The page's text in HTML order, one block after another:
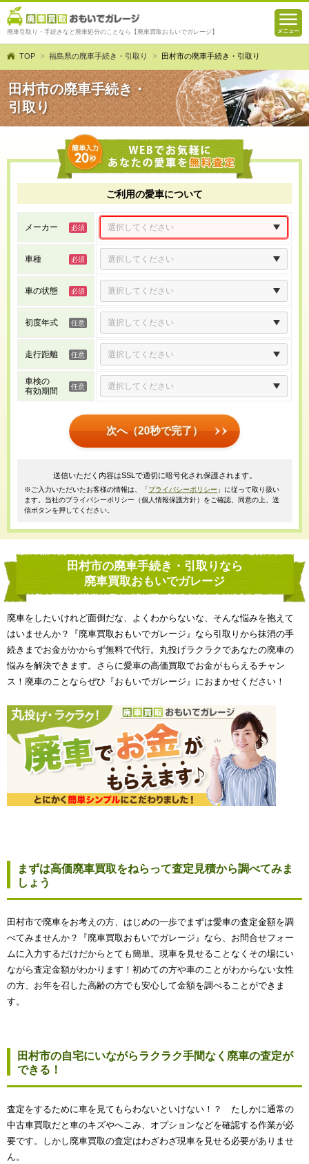
廃車引取り・手続きなど廃車処分のことなら【廃車買取おもいでガレージ】
TOP 福島県の廃車手続き・引取り 田村市の廃車手続き・引取り
田村市の廃車手続き・
引取り
ご利用の愛車について
メーカー
車種
車の状態
初度年式
走行距離
車検の
有効期間
次へ（20秒で完了）
送信いただく内容はSSLで適切に暗号化され保護されます。
※ご入力いただいたお客様の情報は、「プライバシーポリシー 」に従って取り扱い
ます。当社のプライバシーポリシー（個人情報保護方針）をご確認、同意の上、送
信ボタンを押してください。
田村市の廃車手続き・引取りなら
廃車買取おもいでガレージ
廃車をしたいけれど面倒だな、よくわからないな、そんな悩みを抱えて
はいませんか？『廃車買取おもいでガレージ』なら引取りから抹消の手
続きまでお金がかからず無料で代行。丸投げラクラクであなたの廃車の
悩みを解決できます。さらに愛車の高価買取でお金がもらえるチャン
ス！廃車のことならぜひ『おもいでガレージ』におまかせください！
まずは高価廃車買取をねらって査定見積から調べてみま
しょう
田村市で廃車をお考えの方、はじめの一歩でまずは愛車の査定金額を調
べてみませんか？『廃車買取おもいでガレージ』なら、お問合せフォー
ムに入力するだけだからとても簡単。現車を見せることなくその場にい
ながら査定金額がわかります！初めての方や車のことがわからない女性
の方、お年を召した高齢の方でも安心して金額を調べることができま
す。
田村市の自宅にいながらラクラク手間なく廃車の査定が
できる！
査定をするために車を見てもらわないといけない！？ たしかに通常の
中古車買取だと車のキズやへこみ、オプションなどを確認する作業が必
要です。しかし廃車買取の査定はわざわざ現車を見せる必要がありませ
ん。